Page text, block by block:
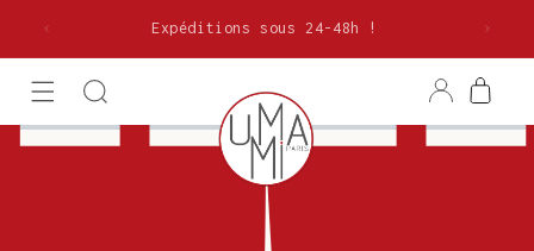
passer
Expéditions sous 24-48h !
ConnexionPanier